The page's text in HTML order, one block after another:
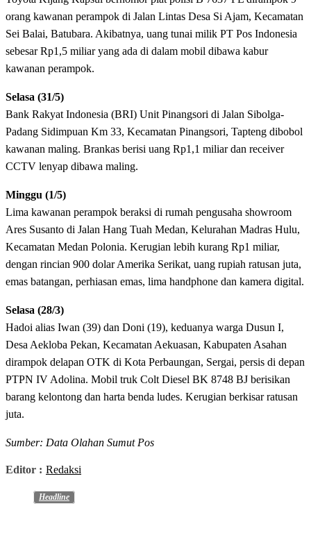
orang kawanan perampok di Jalan Lintas Desa Si Ajam, Kecamatan
Sei Balai, Batubara. Akibatnya, uang tunai milik PT Pos Indonesia
sebesar Rp1,5 miliar yang ada di dalam mobil dibawa kabur
kawanan perampok.
Selasa (31/5)
Bank Rakyat Indonesia (BRI) Unit Pinangsori di Jalan Sibolga-
Padang Sidimpuan Km 33, Kecamatan Pinangsori, Tapteng dibobol
kawanan maling. Brankas berisi uang Rp1,1 miliar dan receiver
CCTV lenyap dibawa maling.
Minggu (1/5)
Lima kawanan perampok beraksi di rumah pengusaha showroom
Ares Susanto di Jalan Hang Tuah Medan, Kelurahan Madras Hulu,
Kecamatan Medan Polonia. Kerugian lebih kurang Rp1 miliar,
dengan rincian 900 dolar Amerika Serikat, uang rupiah ratusan juta,
emas batangan, perhiasan emas, lima handphone dan kamera digital.
Selasa (28/3)
Hadoi alias Iwan (39) dan Doni (19), keduanya warga Dusun I,
Desa Aekloba Pekan, Kecamatan Aekuasan, Kabupaten Asahan
dirampok delapan OTK di Kota Perbaungan, Sergai, persis di depan
PTPN IV Adolina. Mobil truk Colt Diesel BK 8748 BJ berisikan
barang kelontong dan harta benda ludes. Kerugian berkisar ratusan
juta.
Sumber: Data Olahan Sumut Pos
Editor : Redaksi
Headline